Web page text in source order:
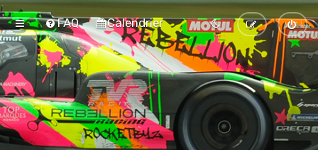
FAQ Calendrier